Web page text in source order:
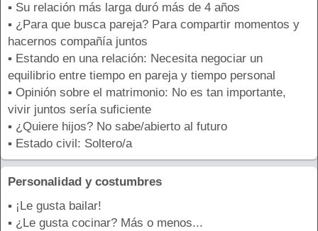
▪ Su relación más larga duró más de 4 años
▪ ¿Para que busca pareja? Para compartir momentos y
hacernos compañía juntos
▪ Estando en una relación: Necesita negociar un
equilibrio entre tiempo en pareja y tiempo personal
▪ Opinión sobre el matrimonio: No es tan importante,
vivir juntos sería suficiente
▪ ¿Quiere hijos? No sabe/abierto al futuro
▪ Estado civil: Soltero/a
Personalidad y costumbres
▪ ¡Le gusta bailar!
▪ ¿Le gusta cocinar? Más o menos...